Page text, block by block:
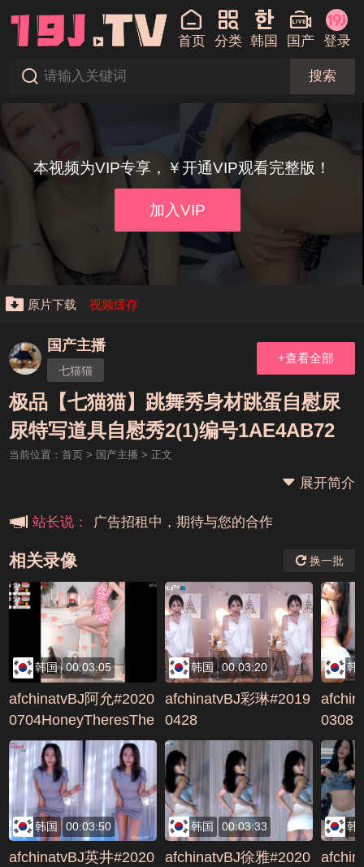
首页 分类 韩国 国产 登录
搜索
本视频为VIP专享，￥开通VIP观看完整版！
加入VIP
原片下载 视频缓存
国产主播
七猫猫
+查看全部
极品【七猫猫】跳舞秀身材跳蛋自慰尿
尿特写道具自慰秀2(1)编号1AE4AB72
当前位置： 首页> 国产主播 > 正文
展开简介
站长说：
本站大事件(19j网站发展历程)
广告招租中，期待与您的合作
相关录像 换一批
韩国 00:03:05
afchinatvBJ阿允#2020
0704HoneyTheresThe
Door编号E3C0752
韩国 00:03:20
afchinatvBJ彩琳#2019
0428
韩
0308
韩国 00:03:50
afchinatvBJ英井#2020
韩国 00:03:33
afchinatvBJ徐雅#2020
韩